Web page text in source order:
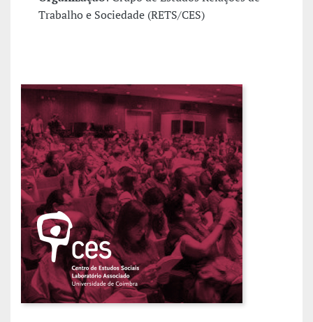
Trabalho e Sociedade (RETS/CES)